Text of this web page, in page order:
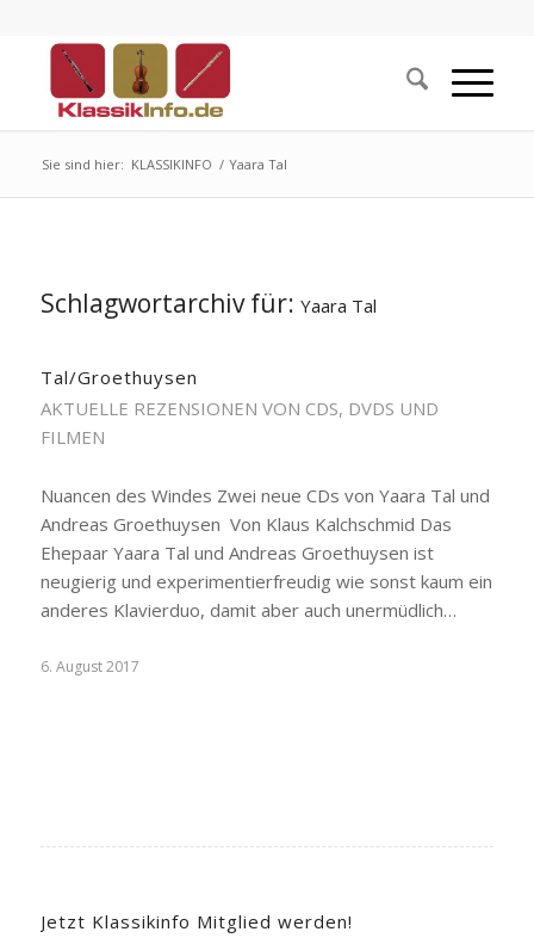
Sie sind hier: KLASSIKINFO / Yaara Tal
Schlagwortarchiv für: Yaara Tal
Tal/Groethuysen
AKTUELLE REZENSIONEN VON CDS, DVDS UND
FILMEN
Nuancen des Windes Zwei neue CDs von Yaara Tal und
Andreas Groethuysen Von Klaus Kalchschmid Das
Ehepaar Yaara Tal und Andreas Groethuysen ist
neugierig und experimentierfreudig wie sonst kaum ein
anderes Klavierduo, damit aber auch unermüdlich…
6. August 2017
Jetzt Klassikinfo Mitglied werden!